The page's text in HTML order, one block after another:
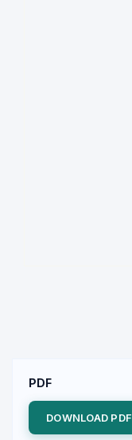
PDF
DOWNLOAD PDF